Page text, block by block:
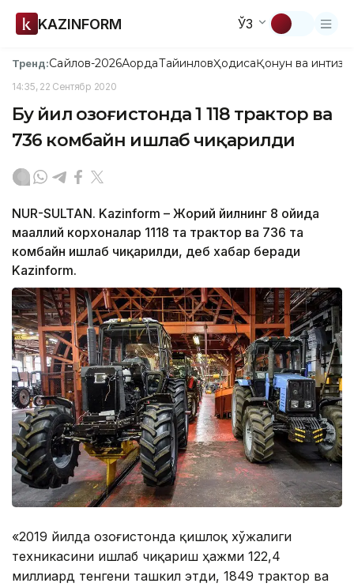
KAZINFORM ЎЗ
Тренд:Сайлов-2026АқордаТайинловҲодисаҚонун ва
14:35, 22 Сентябр 2020
Бу йил Қозоғистонда 1 118 трактор ва
736 комбайн ишлаб чиқарилди
NUR-SULTAN. Kazinform – Жорий йилнинг 8 ойида
маҳаллий корхоналар 1118 та трактор ва 736 та
комбайн ишлаб чиқарилди, деб хабар беради
Kazinform.
«2019 йилда Қозоғистонда қишлоқ хўжалиги
техникасини ишлаб чиқариш ҳажми 122,4
миллиард тенгени ташкил этди, 1849 трактор ва